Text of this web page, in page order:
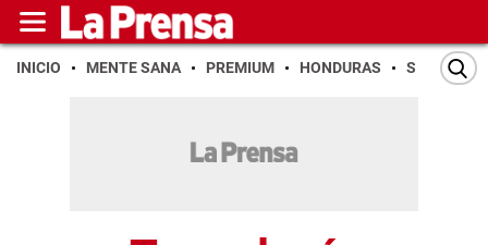
INICIO MENTE SANA PREMIUM HONDURAS SAN PEDRO